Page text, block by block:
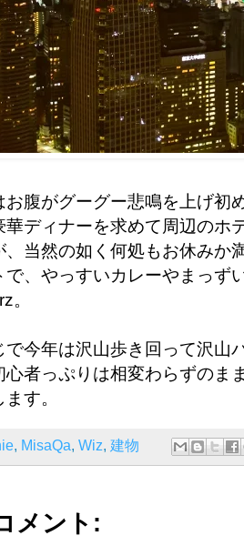
お腹がグーグー悲鳴を上げ初
ディナーを求めて周辺のホ
、当然の如く何処もお休み
で、やっすいカレーやまっず
。
で今年は沢山歩き回って沢山
者っぷりは相変わらずのま
す。
, MisaQa, Wiz, 建物
メント: